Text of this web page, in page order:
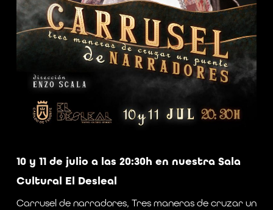
10 y 11 de julio a las 20:30h en nuestra Sala
Cultural El Desleal
Carrusel de narradores, Tres maneras de cruzar un